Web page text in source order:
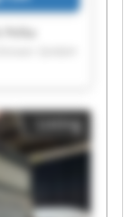
GmbH
GmbH
GmbH
Listing